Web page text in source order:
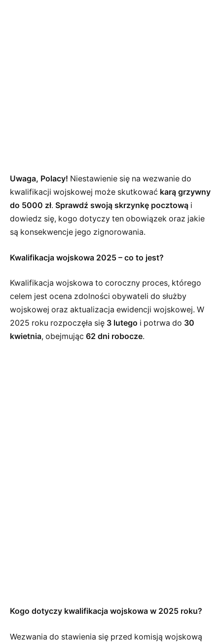
Uwaga, Polacy! Niestawienie się na wezwanie do
kwalifikacji wojskowej może skutkować karą grzywny
do 5000 zł. Sprawdź swoją skrzynkę pocztową i
dowiedz się, kogo dotyczy ten obowiązek oraz jakie
są konsekwencje jego zignorowania.
Kwalifikacja wojskowa 2025 – co to jest?
Kwalifikacja wojskowa to coroczny proces, którego
celem jest ocena zdolności obywateli do służby
wojskowej oraz aktualizacja ewidencji wojskowej. W
2025 roku rozpoczęła się 3 lutego i potrwa do 30
kwietnia, obejmując 62 dni robocze.
Kogo dotyczy kwalifikacja wojskowa w 2025 roku?
Wezwania do stawienia się przed komisją wojskową